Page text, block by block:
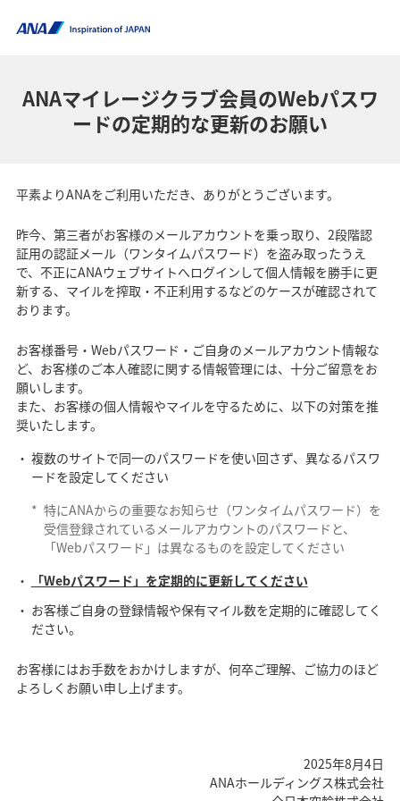
ANAマイレージクラブ会員のWebパスワ
ードの定期的な更新のお願い
平素よりANAをご利用いただき、ありがとうございます。
昨今、第三者がお客様のメールアカウントを乗っ取り、2段階認
証用の認証メール（ワンタイムパスワード）を盗み取ったうえ
で、不正にANAウェブサイトへログインして個人情報を勝手に更
新する、マイルを搾取・不正利用するなどのケースが確認されて
おります。
お客様番号・Webパスワード・ご自身のメールアカウント情報な
ど、お客様のご本人確認に関する情報管理には、十分ご留意をお
願いします。
また、お客様の個人情報やマイルを守るために、以下の対策を推
奨いたします。
複数のサイトで同一のパスワードを使い回さず、異なるパスワ
ードを設定してください
* 特にANAからの重要なお知らせ（ワンタイムパスワード）を
受信登録されているメールアカウントのパスワードと、
「Webパスワード」は異なるものを設定してください
「Webパスワード」を定期的に更新してください
お客様ご自身の登録情報や保有マイル数を定期的に確認してく
ださい。
お客様にはお手数をおかけしますが、何卒ご理解、ご協力のほど
よろしくお願い申し上げます。
2025年8月4日
ANAホールディングス株式会社